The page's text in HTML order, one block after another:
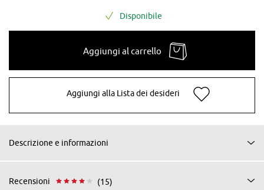
Disponibile
Aggiungi al carrello
Aggiungi alla Lista dei desideri
Descrizione e informazioni
Recensioni (15)